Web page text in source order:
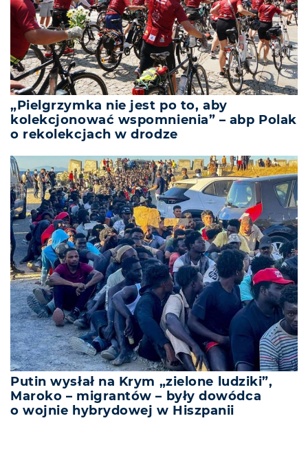
„Pielgrzymka nie jest po to, aby
kolekcjonować wspomnienia” – abp Polak
o rekolekcjach w drodze
Putin wysłał na Krym „zielone ludziki”,
Maroko – migrantów – były dowódca
o wojnie hybrydowej w Hiszpanii